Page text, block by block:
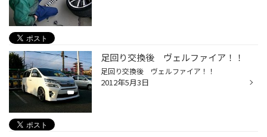
足回り交換後 ヴェルファイア！！
足回り交換後 ヴェルファイア！！
2012年5月3日